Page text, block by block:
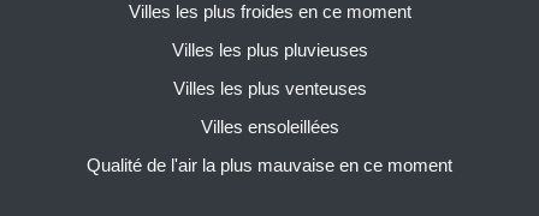
Villes les plus froides en ce moment
Villes les plus pluvieuses
Villes les plus venteuses
Villes ensoleillées
Qualité de l'air la plus mauvaise en ce moment